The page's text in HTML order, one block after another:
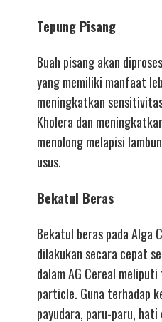
Tepung Pisang
Buah pisang akan
yang memiliki manfaat
meningkatkan
Kholera dan
menolong melapisi
usus.
Bekatul Beras
Bekatul beras pada Alga
dilakukan secara cepat
dalam AG Cereal
particle. Guna terhadap
payudara, paru-paru,